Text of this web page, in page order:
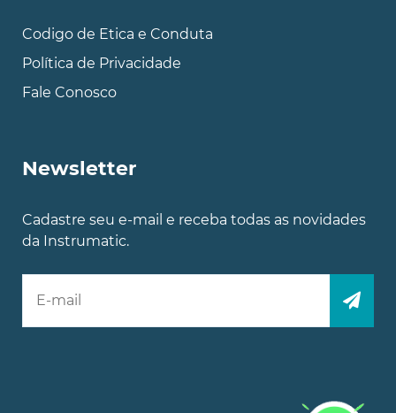
Codigo de Etica e Conduta
Política de Privacidade
Fale Conosco
Newsletter
Cadastre seu e-mail e receba todas as novidades
da Instrumatic.